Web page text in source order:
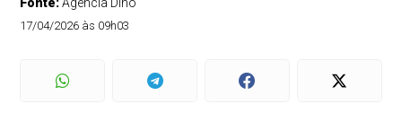
17/04/2026 às 09h03